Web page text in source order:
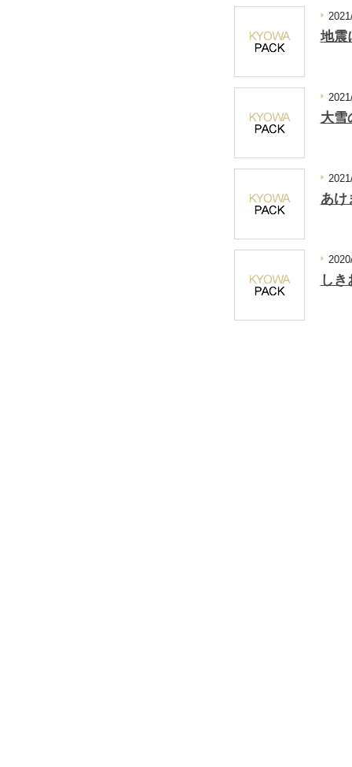
地震
大雪
あけ
し